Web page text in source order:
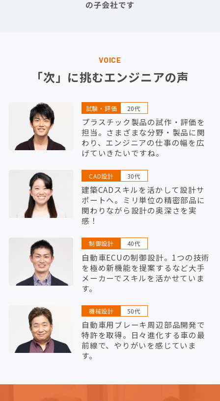
VOICE
「次」に挑むエンジニアの声
試験・評価 20代
プラスチック製品の試作・評価を
担当。さまざまな分野・製品に関
わり、エンジニアの仕事の幅を広
げていきたいですね。
CAD設計 30代
建築CADスキルを活かして設計サ
ポートへ。ミリ単位の精密部品に
関わりながら設計の奥深さを実
感！
制御設計 40代
自動車ECUの制御設計。1つの技術
を極め新機能を提案するなど大手
メーカーでスキルを活かせていま
す。
機械設計 50代
自動車用ブレーキ周辺部品開発で
特許を取得。日々進化する車の最
前線で、やりがいを感じていま
す。